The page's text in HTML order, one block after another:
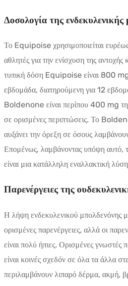
Δοσολογία της ενδεκυλενικής
Το Equipoise χρησιμοποιείται
αθλητές για την ενίσχυση της αντοχής
τυπική δόση Equipoise είναι 800
εβδομάδα, διατηρούμενη για 12
Boldenone είναι περίπου 400 mg
σε ορισμένες περιπτώσεις. Το
αυξάνει την όρεξη σε όσους
Επομένως, λαμβάνοντας υπόψη
είναι μια κατάλληλη εναλλακτική
Παρενέργειες της
Η λήψη ενδεκυλενικού μπολδενόνης
ορισμένες παρενέργειες, αλλά οι
είναι πολύ ήπιες. Ορισμένες
είναι κοινές σχεδόν σε όλα τα άλλα
περιλαμβάνουν λιπαρό δέρμα, ακμή,